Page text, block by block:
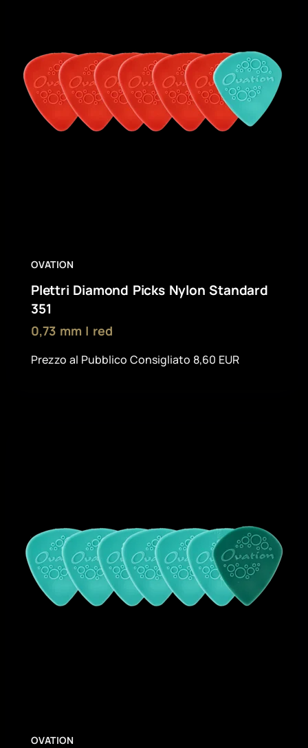
OVATION
Plettri Diamond Picks Nylon Standard
351
0,73 mm | red
Prezzo al Pubblico Consigliato 8,60 EUR
OVATION